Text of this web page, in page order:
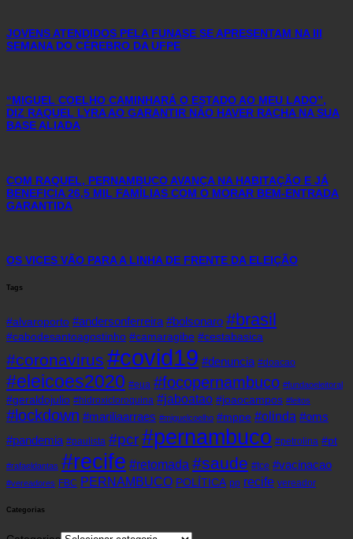
JOVENS ATENDIDOS PELA FUNASE SE APRESENTAM NA III
SEMANA DO CÉREBRO DA UFPE
“MIGUEL COELHO CAMINHARÁ O ESTADO AO MEU LADO”,
DIZ RAQUEL LYRA AO GARANTIR NÃO HAVER RACHA NA SUA
BASE ALIADA
COM RAQUEL, PERNAMBUCO AVANÇA NA HABITAÇÃO E JÁ
BENEFICIA 26,5 MIL FAMÍLIAS COM O MORAR BEM-ENTRADA
GARANTIDA
OS VICES VÃO PARA A LINHA DE FRENTE DA ELEIÇÃO
Tags
#alvaroporto #andersonferreira #bolsonaro #brasil
#cabodesantoagostinho #camaragibe #cestabasica
#coronavirus #covid19 #denuncia #doacao
#eleicoes2020 #eua #focopernambuco #fundaoeleitoral
#geraldojulio #hidroxicloroquina #jaboatao #joaocampos #leitos
#lockdown #mariliaarraes #miguelcoelho #mppe #olinda #oms
#pandemia #paulista #pcr#pernambuco #petrolina #pt
#rafaeldantas #recife #retomada #saude #tce #vacinacao
#vereadores FBC PERNAMBUCO POLÍTICA pp recife vereador
Categorias